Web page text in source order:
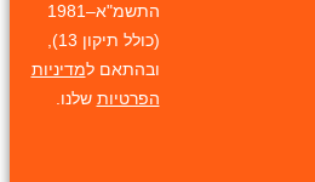
התשמ"א–1981
(כולל תיקון 13),
ובהתאם למדיניות
הפרטיות שלנו.